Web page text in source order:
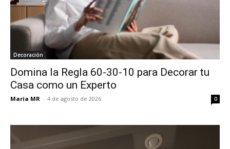
Decoración
Domina la Regla 60-30-10 para Decorar tu
Casa como un Experto
María MR - 4 de agosto de 2026 0